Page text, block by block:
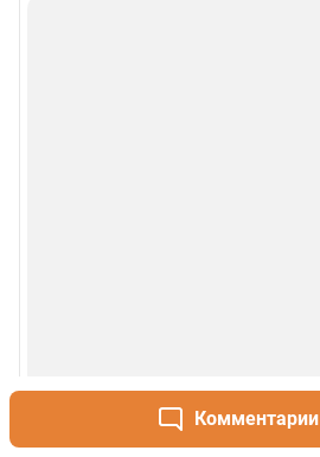
Комментарии